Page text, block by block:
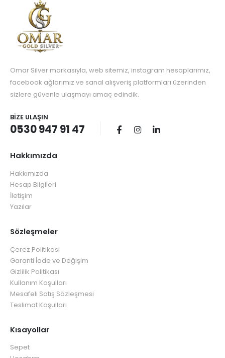
Omar Silver markasıyla, web sitemiz, instagram hesaplarımız,
facebook ağlarımız ve sanal alışveriş platformları üzerinden
sizlere güvenle ulaşmayı amaç edindik.
BIZE ULAŞIN
0530 947 91 47
Hakkımızda
Hakkımızda
Hesap Bilgileri
İletişim
Yazılar
Sözleşmeler
Çerez Politikası
Garanti İade ve Değişim
Gizlilik Politikası
Kullanım Koşulları
Mesafeli Satış Sözleşmesi
Teslimat Koşulları
Kısayollar
Sepet